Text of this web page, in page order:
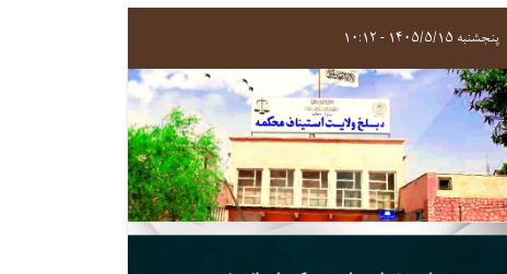
پنجشنبه ۱۴۰۵/۵/۱۵ - ۱۰:۱۲